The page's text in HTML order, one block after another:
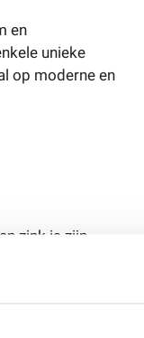
en
unieke
op moderne en
zink is zijn
Deze laag
kleur.
kan worden